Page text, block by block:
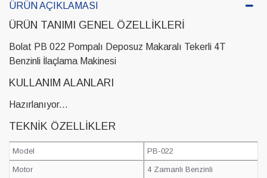
ÜRÜN AÇIKLAMASI
ÜRÜN TANIMI GENEL ÖZELLIKLERI
Bolat PB 022 Pompalı Deposuz Makaralı Tekerli 4T
Benzinli İlaçlama Makinesi
KULLANIM ALANLARI
Hazırlanıyor...
TEKNIK ÖZELLIKLER
Model PB-022
Motor 4 Zamanlı Benzinli